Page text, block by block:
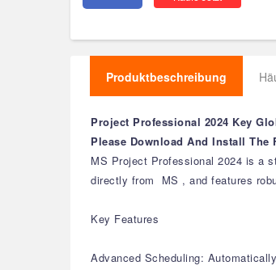
Produktbeschreibung
Project Professional 2024 Key
Please Download And Install The
MS Project Professional 2024 is a
directly from MS , and features
Key Features
Advanced Scheduling: